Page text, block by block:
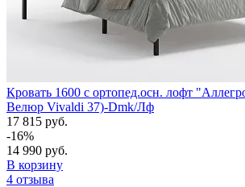
Кровать 1600 с ортопед.осн. лофт
Велюр Vivaldi 37)-Dmk/Лф
17 815 руб.
-16%
14 990 руб.
В корзину
4 отзыва